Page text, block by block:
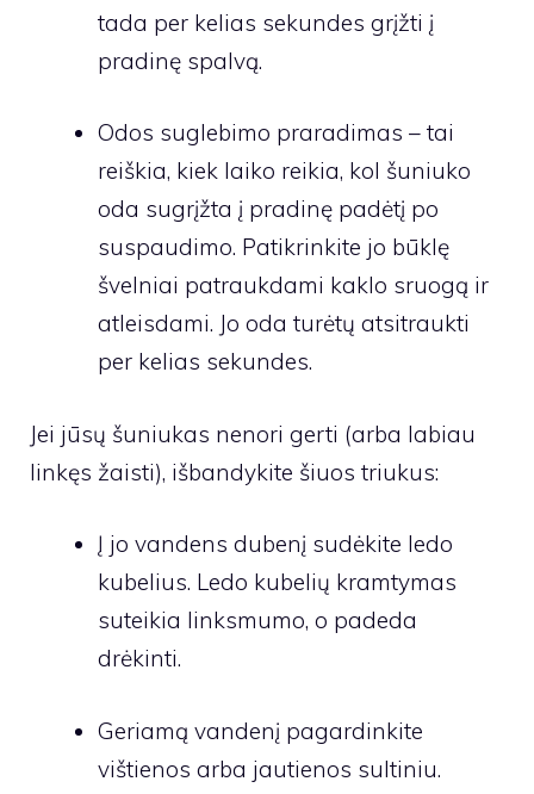
tada per kelias sekundes grįžti į
pradinę spalvą.
Odos suglebimo praradimas – tai
reiškia, kiek laiko reikia, kol šuniuko
oda sugrįžta į pradinę padėtį po
suspaudimo. Patikrinkite jo būklę
švelniai patraukdami kaklo sruogą ir
atleisdami. Jo oda turėtų atsitraukti
per kelias sekundes.
Jei jūsų šuniukas nenori gerti (arba labiau
linkęs žaisti), išbandykite šiuos triukus:
Į jo vandens dubenį sudėkite ledo
kubelius. Ledo kubelių kramtymas
suteikia linksmumo, o padeda
drėkinti.
Geriamą vandenį pagardinkite
vištienos arba jautienos sultiniu.